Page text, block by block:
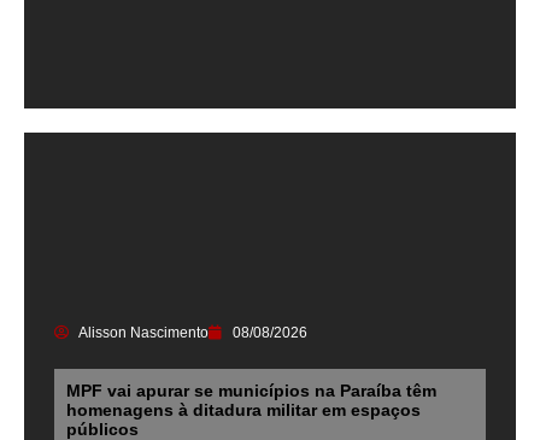
Alisson Nascimento 08/08/2026
MPF vai apurar se municípios na Paraíba têm
homenagens à ditadura militar em espaços
públicos